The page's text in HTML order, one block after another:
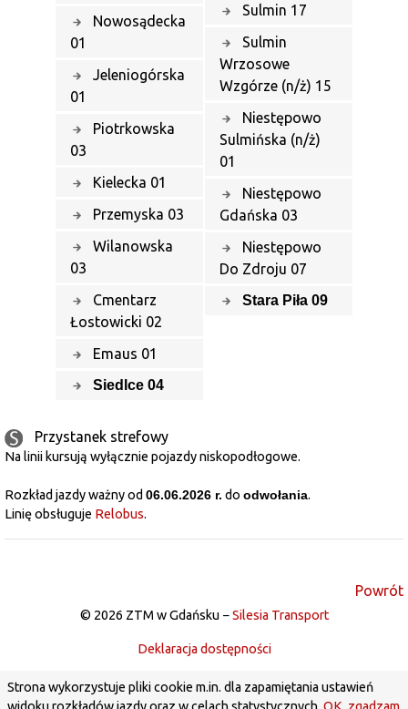
Nowosądecka
01
Jeleniogórska
01
Piotrkowska
03
Kielecka 01
Przemyska 03
Wilanowska
03
Cmentarz
Łostowicki 02
Emaus 01
Siedlce 04
Sulmin 17
Sulmin
Wrzosowe
Wzgórze (n/ż) 15
Niestępowo
Sulmińska (n/ż)
01
Niestępowo
Gdańska 03
Niestępowo
Do Zdroju 07
Stara Piła 09
Przystanek strefowy
Na linii kursują wyłącznie pojazdy niskopodłogowe.
Rozkład jazdy ważny od 06.06.2026 r. do odwołania.
Linię obsługuje Relobus.
Powrót
© 2026 ZTM w Gdańsku −Silesia Transport
Deklaracja dostępności
Strona wykorzystuje pliki cookie m.in. dla zapamiętania ustawień